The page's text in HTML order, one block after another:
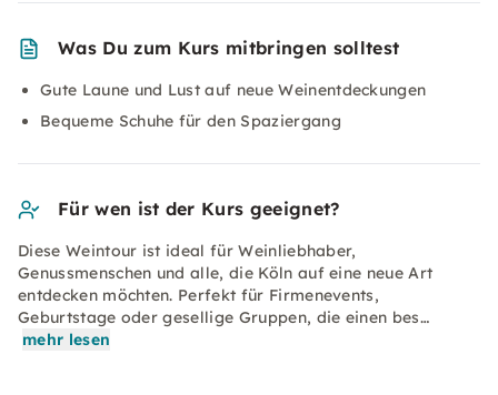
Was Du zum Kurs mitbringen solltest
Gute Laune und Lust auf neue Weinentdeckungen
Bequeme Schuhe für den Spaziergang
Für wen ist der Kurs geeignet?
Diese Weintour ist ideal für Weinliebhaber,
Genussmenschen und alle, die Köln auf eine neue Art
entdecken möchten. Perfekt für Firmenevents,
Geburtstage oder gesellige Gruppen, die einen bes…
mehr lesen